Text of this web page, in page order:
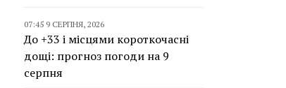
07:45 9 СЕРПНЯ, 2026
До +33 і місцями короткочасні
дощі: прогноз погоди на 9
серпня